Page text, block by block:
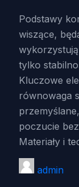
Podstawy
wiszące,
tylko
Kluczowe
równowaga
poczucie
Materiały i
admin